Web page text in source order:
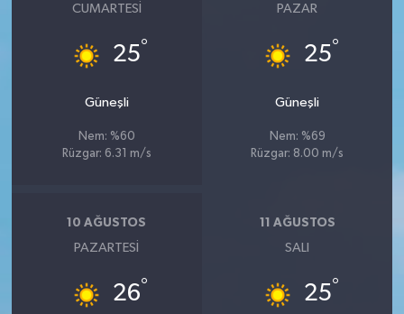
CUMARTESI
25°
Güneşli
Nem: %60
Rüzgar: 6.31 m/s
PAZAR
25°
Güneşli
Nem: %69
Rüzgar: 8.00 m/s
10 AĞUSTOS
PAZARTESI
26°
11 AĞUSTOS
SALI
25°